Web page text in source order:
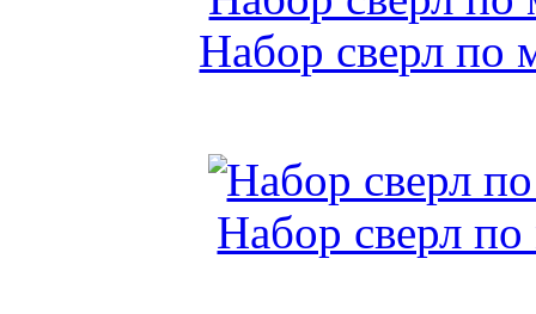
Набор сверл по
Набор сверл